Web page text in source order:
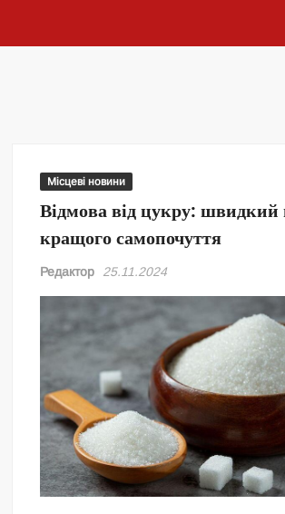
Місцеві новини
Відмова від цукру:
кращого самопочуття
Редактор 25.11.2024